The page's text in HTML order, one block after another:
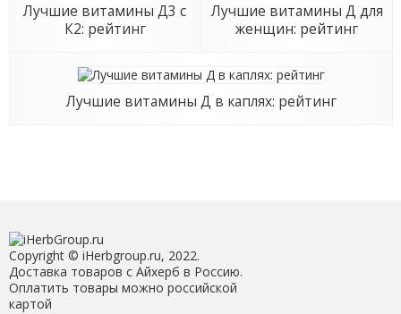
Лучшие витамины Д3 с
К2: рейтинг
Лучшие витамины Д для
женщин: рейтинг
Лучшие витамины Д в каплях: рейтинг
Copyright © iHerbgroup.ru, 2022.
Доставка товаров с Айхерб в Россию.
Оплатить товары можно российской
картой